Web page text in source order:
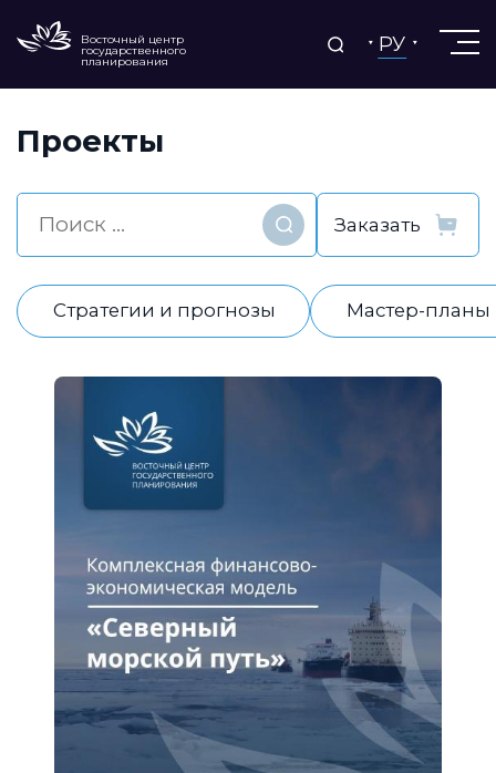
Восточный центр
государственного
планирования
РУ
Проекты
Найти
Стратегии и прогнозы Мастер-планы